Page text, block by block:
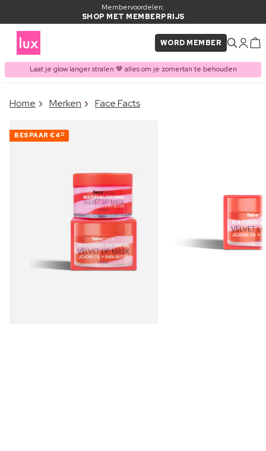
Membervoordelen:
SHOP MET MEMBERPRIJS
WORD MEMBER
Laat je glow langer stralen 🤎 alles om je zomertan te behouden
ITEM TOEGEVOEGD AAN
Home Merken Face Facts
BESPAAR €4 10